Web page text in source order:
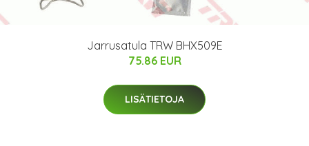
Jarrusatula TRW BHX509E
75.86 EUR
LISÄTIETOJA